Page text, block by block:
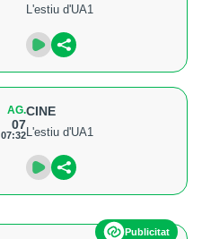
L'estiu d'UA1
AG.
07
07:32
CINE
L'estiu d'UA1
Publicitat